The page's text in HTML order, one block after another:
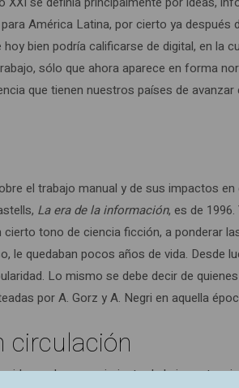
América Latina, por cierto ya
bien podría calificarse de digital, en
sólo que ahora aparece en
que tienen nuestros países de avanzar
el trabajo manual y de sus impactos
La era de la información, es de
tono de ciencia ficción, a ponderar
le quedaban pocos años de vida. Desde
Lo mismo se debe decir de
por A. Gorz y A. Negri en aquella
en el reconocimiento de la
circulación